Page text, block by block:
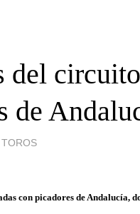
del
de
TOROS
con picadores de Andalucía,